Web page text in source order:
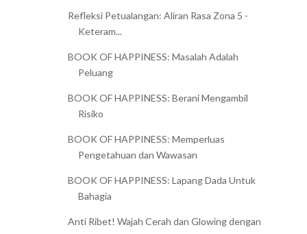
Refleksi Petualangan: Aliran Rasa Zona 5 -
Keteram...
BOOK OF HAPPINESS: Masalah Adalah
Peluang
BOOK OF HAPPINESS: Berani Mengambil
Risiko
BOOK OF HAPPINESS: Memperluas
Pengetahuan dan Wawasan
BOOK OF HAPPINESS: Lapang Dada Untuk
Bahagia
Anti Ribet! Wajah Cerah dan Glowing dengan